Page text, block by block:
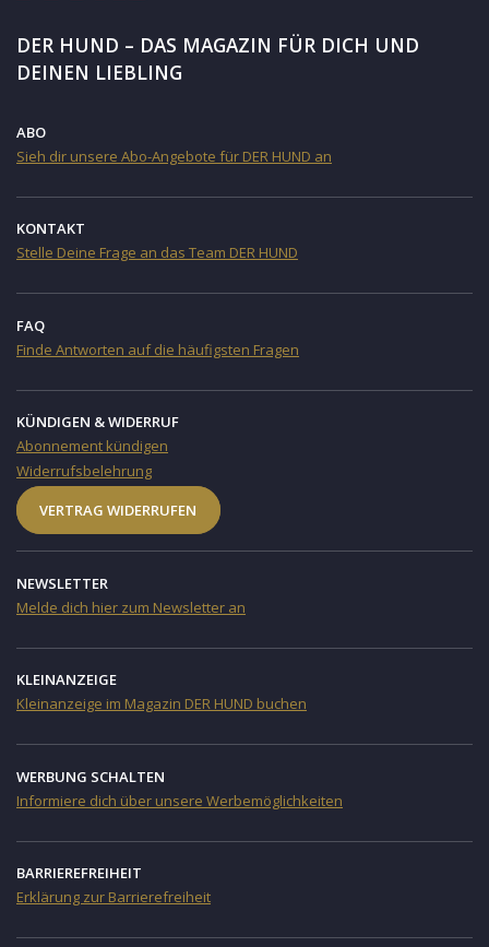
DER HUND – DAS MAGAZIN FÜR DICH UND
DEINEN LIEBLING
ABO
Sieh dir unsere Abo-Angebote für DER HUND an
KONTAKT
Stelle Deine Frage an das Team DER HUND
FAQ
Finde Antworten auf die häufigsten Fragen
KÜNDIGEN & WIDERRUF
Abonnement kündigen
Widerrufsbelehrung
VERTRAG WIDERRUFEN
NEWSLETTER
Melde dich hier zum Newsletter an
KLEINANZEIGE
Kleinanzeige im Magazin DER HUND buchen
WERBUNG SCHALTEN
Informiere dich über unsere Werbemöglichkeiten
BARRIEREFREIHEIT
Erklärung zur Barrierefreiheit